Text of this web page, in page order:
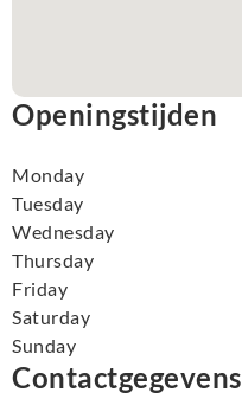
Openingstijden
Monday
Tuesday
Wednesday
Thursday
Friday
Saturday
Sunday
Contactgegevens